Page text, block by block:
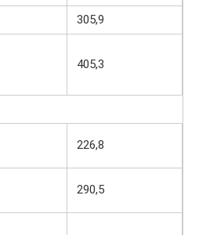
305,9
405,3
226,8
290,5